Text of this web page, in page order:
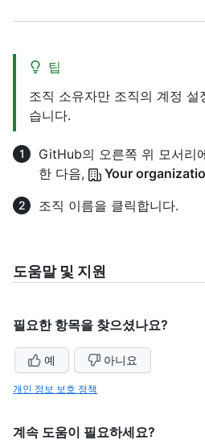
팁
조직 소유자만 조직의 계정 설
습니다.
GitHub의 오른쪽 위 모서리
한 다음,
Your
조직 이름을 클릭합니다.
도움말 및 지원
필요한 항목을 찾으셨나요?
예 아니요
개인 정보 보호 정책
계속 도움이 필요하세요?